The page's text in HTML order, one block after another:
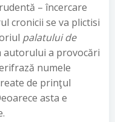
– încercare
cronicii se va plictisi
palatului de
autorului a provocări
numele
de prinţul
asta e